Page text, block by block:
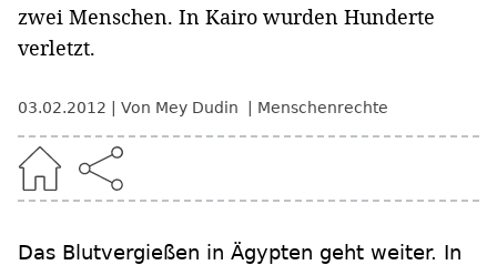
zwei Menschen. In Kairo wurden Hunderte
verletzt.
03.02.2012 Von Mey Dudin Menschenrechte
Das Blutvergießen in Ägypten geht weiter. In